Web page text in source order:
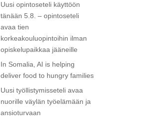
Uusi opintoseteli käyttöön
tänään 5.8. – opintoseteli
avaa tien
korkeakouluopintoihin ilman
opiskelupaikkaa jääneille
In Somalia, AI is helping
deliver food to hungry families
Uusi työllistymisseteli avaa
nuorille väylän työelämään ja
ansioturvaan